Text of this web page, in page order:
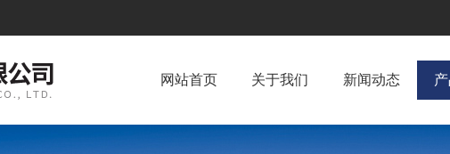
网站首页 关于我们 新闻动态